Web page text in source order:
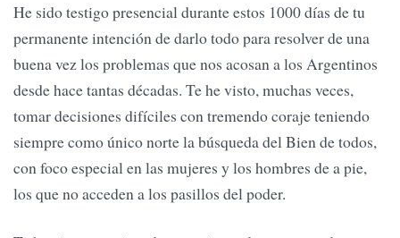
He sido testigo presencial durante estos 1000 días de tu
permanente intención de darlo todo para resolver de una
buena vez los problemas que nos acosan a los Argentinos
desde hace tantas décadas. Te he visto, muchas veces,
tomar decisiones difíciles con tremendo coraje teniendo
siempre como único norte la búsqueda del Bien de todos,
con foco especial en las mujeres y los hombres de a pie,
los que no acceden a los pasillos del poder.